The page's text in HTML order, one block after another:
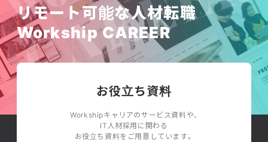
リモート可能な人材転職
Workship CAREER
お役立ち資料
Workshipキャリアのサービス資料や、
IT人材採用に関わる
お役立ち資料をご用意しています。